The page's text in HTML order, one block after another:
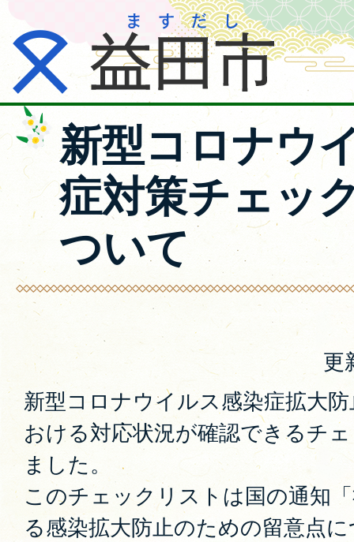
新型コロナウ
症対策チェッ
ついて
更
新型コロナウイルス感染症拡大
おける対応状況が確認できるチ
ました。
このチェックリストは国の通知
る感染拡大防止のための留意点